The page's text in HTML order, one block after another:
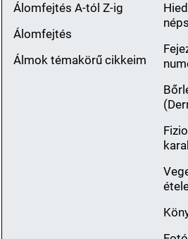
Álomfejtés A-tól Z-ig
Álomfejtés
Álmok témakörű cikkeim